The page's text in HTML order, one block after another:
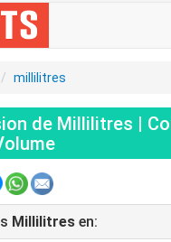
millilitres
de Millilitres |
Millilitres en: